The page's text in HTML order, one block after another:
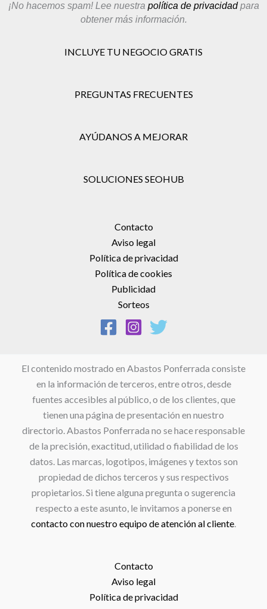
¡No hacemos spam! Lee nuestra política de privacidadpara
obtener más información.
INCLUYE TU NEGOCIO GRATIS
PREGUNTAS FRECUENTES
AYÚDANOS A MEJORAR
SOLUCIONES SEOHUB
Contacto
Aviso legal
Política de privacidad
Política de cookies
Publicidad
Sorteos
El contenido mostrado en Abastos Ponferrada consiste
en la información de terceros, entre otros, desde
fuentes accesibles al público, o de los clientes, que
tienen una página de presentación en nuestro
directorio. Abastos Ponferrada no se hace responsable
de la precisión, exactitud, utilidad o fiabilidad de los
datos. Las marcas, logotipos, imágenes y textos son
propiedad de dichos terceros y sus respectivos
propietarios. Si tiene alguna pregunta o sugerencia
respecto a este asunto, le invitamos a ponerse en
contacto con nuestro equipo de atención al cliente.
Contacto
Aviso legal
Política de privacidad